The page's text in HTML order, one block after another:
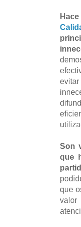
Son
que
que
valor